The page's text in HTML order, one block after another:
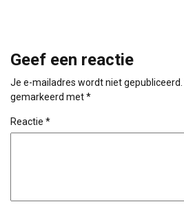
Geef een reactie
Je e-mailadres wordt niet gepubliceerd.
gemarkeerd met*
Reactie *